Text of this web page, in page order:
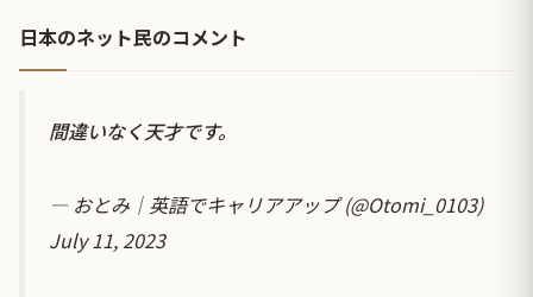
日本のネット民のコメント
間違いなく天才です。
— おとみ｜英語でキャリアアップ (@Otomi_0103)
July 11, 2023